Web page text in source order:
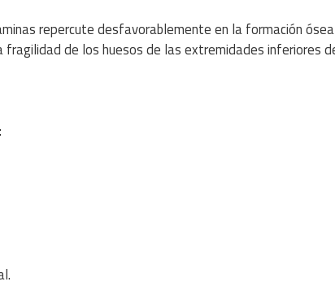
repercute desfavorablemente en la formación
de los huesos de las extremidades inferiores